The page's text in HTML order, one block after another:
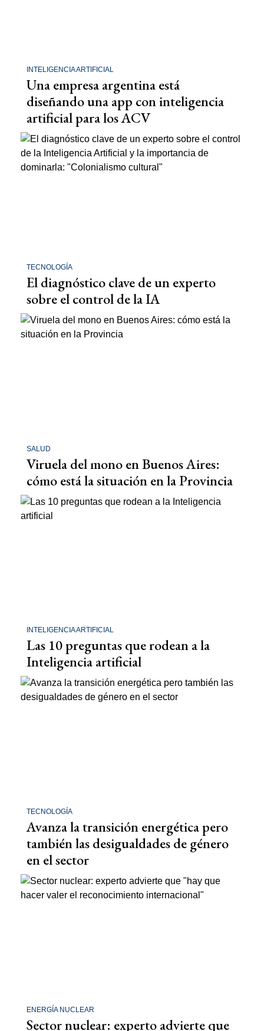
INTELIGENCIA ARTIFICIAL
Una empresa argentina está
diseñando una app con inteligencia
artificial para los ACV
TECNOLOGÍA
El diagnóstico clave de un experto
sobre el control de la IA
SALUD
Viruela del mono en Buenos Aires:
cómo está la situación en la Provincia
INTELIGENCIA ARTIFICIAL
Las 10 preguntas que rodean a la
Inteligencia artificial
TECNOLOGÍA
Avanza la transición energética pero
también las desigualdades de género
en el sector
ENERGÍA NUCLEAR
Sector nuclear: experto advierte que